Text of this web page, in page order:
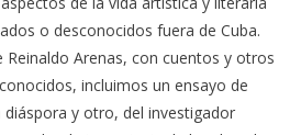
o desconocidos fuera de Cuba.
Reinaldo Arenas, con cuentos y otros
incluimos un ensayo de
y otro, del investigador